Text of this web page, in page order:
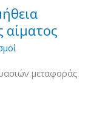
αίματος
μεταφοράς